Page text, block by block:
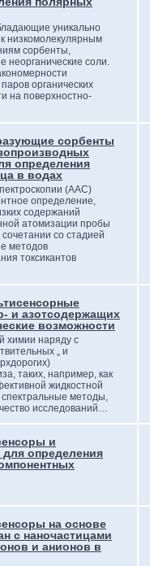
уникально
низкомолекулярным
сорбенты,
неорганические соли.
органических
на поверхностно-
сорбенты
определения
в водах
(ААС)
определение,
содержаний
атомизации пробы
со стадией
методов
токсикантов
и азотсодержащих
возможности
химии наряду с
„ и
таких, например, как
жидкостной
методы,
исследований…
и
определения
на основе
с наночастицами
и анионов в